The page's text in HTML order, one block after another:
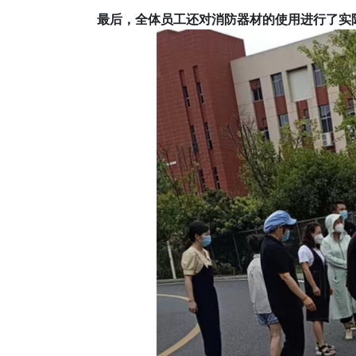
最后，全体员工还对消防器材的使用进行了实